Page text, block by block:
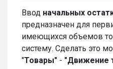
Ввод начальных
предназначен для
имеющихся объемов
систему. Сделать это
"Товары" - "Движение